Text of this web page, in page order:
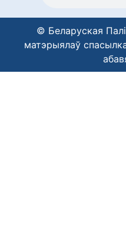
© Беларуская
матэрыялаў